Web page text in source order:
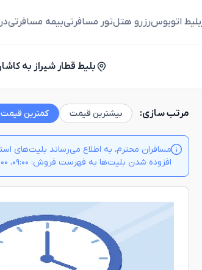
بلیط اتوبوسرزرو هتلتور مسافرتیبیمه مسافرتی
بلیط قطار شیراز به
مرتب سازی: بیشترین قیمت کمترین قیمت
مسافران محترم، به اطلاع می‌رساند بلیت‌های
افزوده شدن بلیت‌ها به فهرست فروش: ۰۹:۰۰، ۱۲:۰۰، ۱۵:۰۰، ۱۷:۰۰ و ۱۹:۰۰ هر روز